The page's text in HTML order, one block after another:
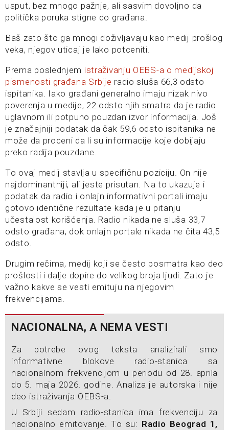
usput, bez mnogo pažnje, ali sasvim dovoljno da
politička poruka stigne do građana.
Baš zato što ga mnogi doživljavaju kao medij prošlog
veka, njegov uticaj je lako potceniti.
Prema poslednjem istraživanju OEBS-a o medijskoj
pismenosti građana Srbije radio sluša 66,3 odsto
ispitanika. Iako građani generalno imaju nizak nivo
poverenja u medije, 22 odsto njih smatra da je radio
uglavnom ili potpuno pouzdan izvor informacija. Još
je značajniji podatak da čak 59,6 odsto ispitanika ne
može da proceni da li su informacije koje dobijaju
preko radija pouzdane.
To ovaj medij stavlja u specifičnu poziciju. On nije
najdominantniji, ali jeste prisutan. Na to ukazuje i
podatak da radio i onlajn informativni portali imaju
gotovo identične rezultate kada je u pitanju
učestalost korišćenja. Radio nikada ne sluša 33,7
odsto građana, dok onlajn portale nikada ne čita 43,5
odsto.
Drugim rečima, medij koji se često posmatra kao deo
prošlosti i dalje dopire do velikog broja ljudi. Zato je
važno kakve se vesti emituju na njegovim
frekvencijama.
NACIONALNA, A NEMA VESTI
Za potrebe ovog teksta analizirali smo
informativne blokove radio-stanica sa
nacionalnom frekvencijom u periodu od 28. aprila
do 5. maja 2026. godine. Analiza je autorska i nije
deo istraživanja OEBS-a.
U Srbiji sedam radio-stanica ima frekvenciju za
nacionalno emitovanje. To su: Radio Beograd 1,